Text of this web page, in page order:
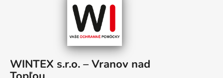
WINTEX s.r.o. – Vranov nad